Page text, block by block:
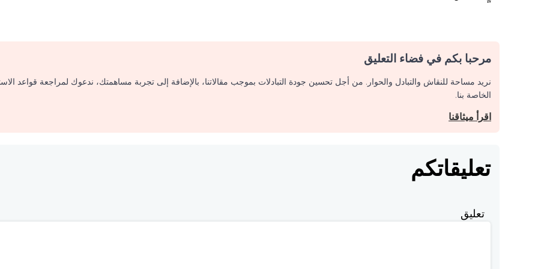
مرحبا بكم في فضاء التعليق
نريد مساحة للنقاش والتبادل والحوار. من أجل تحسين جودة التبادلات بموجب مقالاتنا، بالإضافة إلى تجربة مساهمتك، ندعوك لمراجعة قواعد
الخاصة بنا.
اقرأ ميثاقنا
تعليقاتكم
تعليق